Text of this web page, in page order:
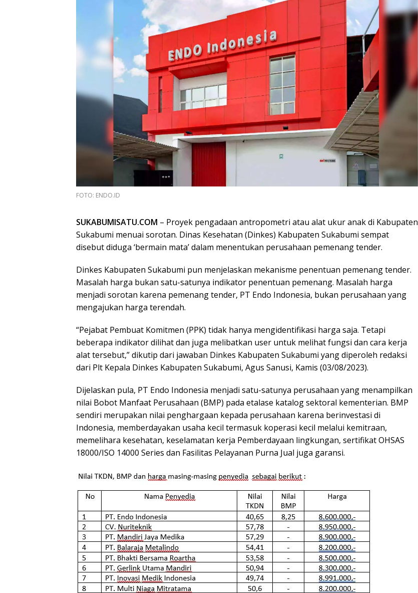
FOTO: ENDO.ID
SUKABUMISATU.COM – Proyek pengadaan antropometri atau alat ukur anak di Kabupaten
Sukabumi menuai sorotan. Dinas Kesehatan (Dinkes) Kabupaten Sukabumi sempat
disebut diduga ‘bermain mata’ dalam menentukan perusahaan pemenang tender.
Dinkes Kabupaten Sukabumi pun menjelaskan mekanisme penentuan pemenang tender.
Masalah harga bukan satu-satunya indikator penentuan pemenang. Masalah harga
menjadi sorotan karena pemenang tender, PT Endo Indonesia, bukan perusahaan yang
mengajukan harga terendah.
“Pejabat Pembuat Komitmen (PPK) tidak hanya mengidentifikasi harga saja. Tetapi
beberapa indikator dilihat dan juga melibatkan user untuk melihat fungsi dan cara kerja
alat tersebut,” dikutip dari jawaban Dinkes Kabupaten Sukabumi yang diperoleh redaksi
dari Plt Kepala Dinkes Kabupaten Sukabumi, Agus Sanusi, Kamis (03/08/2023).
Dijelaskan pula, PT Endo Indonesia menjadi satu-satunya perusahaan yang menampilkan
nilai Bobot Manfaat Perusahaan (BMP) pada etalase katalog sektoral kementerian. BMP
sendiri merupakan nilai penghargaan kepada perusahaan karena berinvestasi di
Indonesia, memberdayakan usaha kecil termasuk koperasi kecil melalui kemitraan,
memelihara kesehatan, keselamatan kerja Pemberdayaan lingkungan, sertifikat OHSAS
18000/ISO 14000 Series dan Fasilitas Pelayanan Purna Jual juga garansi.